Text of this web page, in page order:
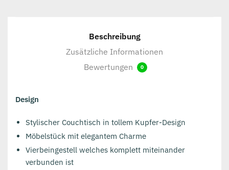
Beschreibung
Zusätzliche Informationen
Bewertungen
0
Design
Stylischer Couchtisch in tollem Kupfer-Design
Möbelstück mit elegantem Charme
Vierbeingestell welches komplett miteinander
verbunden ist